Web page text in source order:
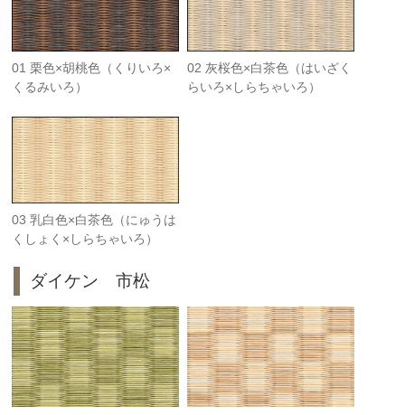
01 栗色×胡桃色（くりいろ×
くるみいろ）
02 灰桜色×白茶色（はいざく
らいろ×しらちゃいろ）
03 乳白色×白茶色（にゅうは
くしょく×しらちゃいろ）
ダイケン 市松